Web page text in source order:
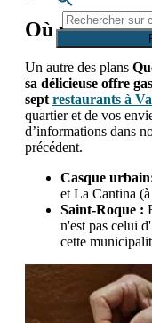
Rechercher
sur
ce
site
Où manger
Un autre des plans
sa délicieuse offre
sept restaurants à
quartier et de vos
d’informations dans
précédent.
Casque
et La Cantina
Saint-Roque :
n'est pas celui
cette